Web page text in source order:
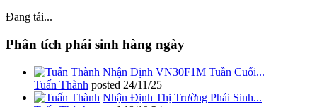
Đang tải...
Phân tích phái sinh hàng ngày
Nhận Định VN30F1M Tuần Cuối...
Tuấn Thành posted 24/11/25
Nhận Định Thị Trường Phái Sinh...